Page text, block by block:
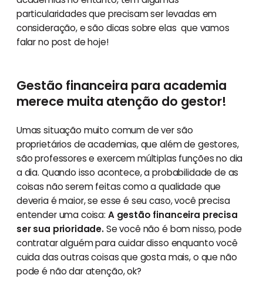
particularidades que precisam ser levadas em
consideração, e são dicas sobre elas que vamos
falar no post de hoje!
Gestão financeira para academia
merece muita atenção do gestor!
Umas situação muito comum de ver são
proprietários de academias, que além de gestores,
são professores e exercem múltiplas funções no dia
a dia. Quando isso acontece, a probabilidade de as
coisas não serem feitas como a qualidade que
deveria é maior, se esse é seu caso, você precisa
entender uma coisa: A gestão financeira precisa
ser sua prioridade.Se você não é bom nisso, pode
contratar alguém para cuidar disso enquanto você
cuida das outras coisas que gosta mais, o que não
pode é não dar atenção, ok?